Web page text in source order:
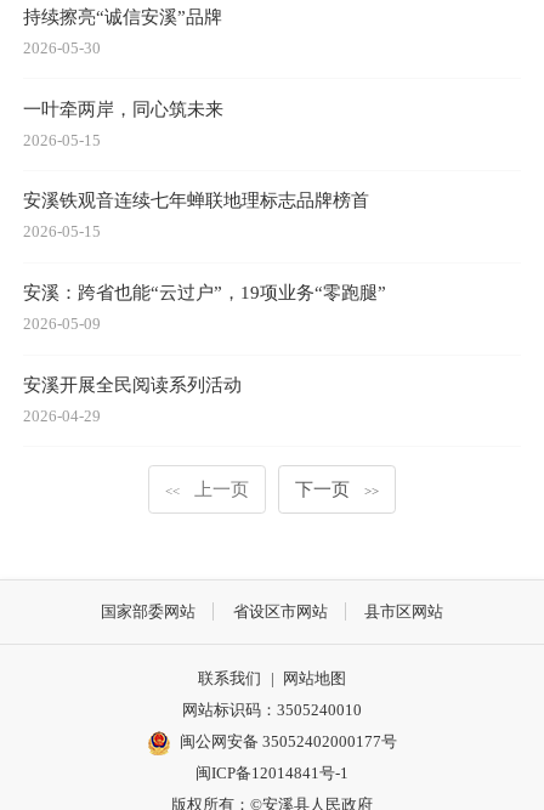
持续擦亮“诚信安溪”品牌
2026-05-30
一叶牵两岸，同心筑未来
2026-05-15
安溪铁观音连续七年蝉联地理标志品牌榜首
2026-05-15
安溪：跨省也能“云过户”，19项业务“零跑腿”
2026-05-09
安溪开展全民阅读系列活动
2026-04-29
<< 上一页 下一页 >>
国家部委网站 省设区市网站 县市区网站
联系我们 |
网站地图
网站标识码：3505240010
闽公网安备 35052402000177号
闽ICP备12014841号-1
版权所有：©安溪县人民政府